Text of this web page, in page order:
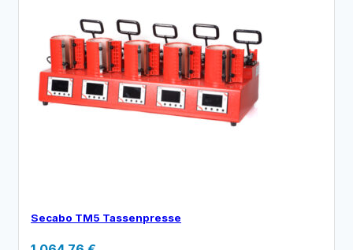
Secabo TM5 Tassenpresse